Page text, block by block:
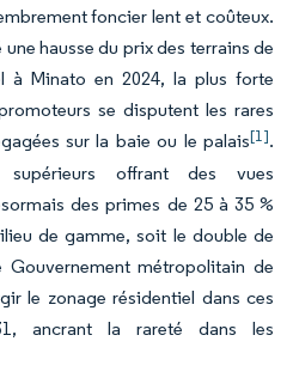
foncier lent et coûteux.
hausse du prix des terrains de
à Minato en 2024, la plus forte
se disputent les rares
sur la baie ou le palais[1].
offrant des vues
des primes de 25 à 35 %
de gamme, soit le double de
métropolitain de
le zonage résidentiel dans ces
ancrant la rareté dans les